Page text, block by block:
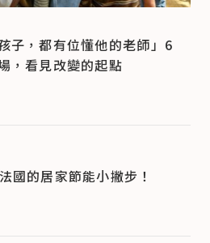
子，都有位懂他的老師」6
，看見改變的起點
國的居家節能小撇步！